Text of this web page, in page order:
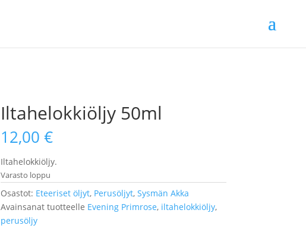
Iltahelokkiöljy 50ml
12,00 €
Iltahelokkiöljy.
Varasto loppu
Osastot: Eteeriset öljyt, Perusöljyt, Sysmän Akka
Avainsanat tuotteelle Evening Primrose, iltahelokkiöljy,
perusöljy